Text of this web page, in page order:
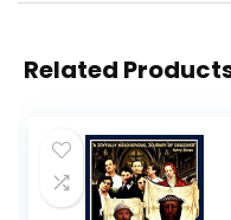
Related